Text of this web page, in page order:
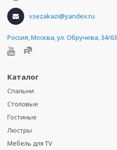
vsezakazi@yandex.ru
Россия,Москва, ул. Обручева, 34/63
Каталог
Спальни
Столовые
Гостиные
Люстры
Мебель для TV